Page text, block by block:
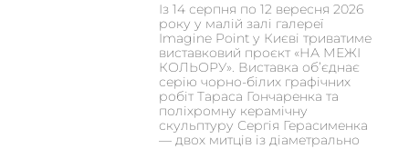
Із 14 серпня по 12 вересня 2026
року у малій залі галереї
Imagine Point у Києві триватиме
виставковий проєкт «НА МЕЖІ
КОЛЬОРУ». Виставка об’єднає
серію чорно-білих графічних
робіт Тараса Гончаренка та
поліхромну керамічну
скульптуру Сергія Герасименка
— двох митців із діаметрально